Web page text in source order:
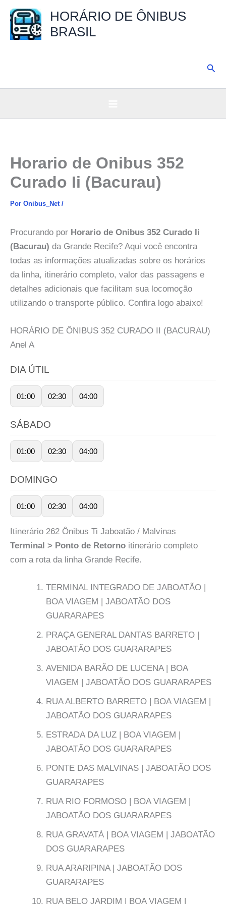
para
HORÁRIO DE ÔNIBUS
BRASIL
Horario de Onibus 352
Curado Ii (Bacurau)
Por Onibus_Net /
Procurando por Horario de Onibus 352 Curado Ii
(Bacurau) da Grande Recife? Aqui você encontra
todas as informações atualizadas sobre os horários
da linha, itinerário completo, valor das passagens e
detalhes adicionais que facilitam sua locomoção
utilizando o transporte público. Confira logo abaixo!
HORÁRIO DE ÔNIBUS 352 CURADO II (BACURAU)
Anel A
DIA ÚTIL
01:00 02:30 04:00
SÁBADO
01:00 02:30 04:00
DOMINGO
01:00 02:30 04:00
Itinerário 262 Ônibus Ti Jaboatão / Malvinas
Terminal > Ponto de Retorno itinerário completo
com a rota da linha Grande Recife.
TERMINAL INTEGRADO DE JABOATÃO |
BOA VIAGEM | JABOATÃO DOS
GUARARAPES
PRAÇA GENERAL DANTAS BARRETO |
JABOATÃO DOS GUARARAPES
AVENIDA BARÃO DE LUCENA | BOA
VIAGEM | JABOATÃO DOS GUARARAPES
RUA ALBERTO BARRETO | BOA VIAGEM |
JABOATÃO DOS GUARARAPES
ESTRADA DA LUZ | BOA VIAGEM |
JABOATÃO DOS GUARARAPES
PONTE DAS MALVINAS | JABOATÃO DOS
GUARARAPES
RUA RIO FORMOSO | BOA VIAGEM |
JABOATÃO DOS GUARARAPES
RUA GRAVATÁ | BOA VIAGEM | JABOATÃO
DOS GUARARAPES
RUA ARARIPINA | JABOATÃO DOS
GUARARAPES
RUA BELO JARDIM | BOA VIAGEM |